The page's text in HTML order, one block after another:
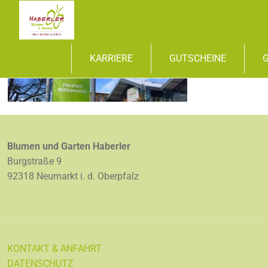
KARRIERE GUTSCHEINE
Blumen und Garten Haberler
Burgstraße 9
92318 Neumarkt i. d. Oberpfalz
KONTAKT & ANFAHRT
DATENSCHUTZ